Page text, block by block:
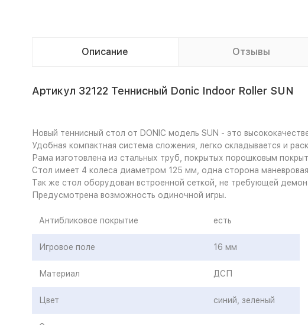
Описание Отзывы
Артикул 32122 Теннисный Donic Indoor Roller SUN
Новый теннисный стол от DONIC модель SUN - это
Удобная компактная система сложения, легко складывается и
Рама изготовлена из стальных труб, покрытых порошковым
Стол имеет 4 колеса диаметром 125 мм, одна сторона
Так же стол оборудован встроенной сеткой, не требующей
Предусмотрена возможность одиночной игры.
Антибликовое покрытие есть
Игровое поле 16 мм
Материал ДСП
Цвет синий, зеленый